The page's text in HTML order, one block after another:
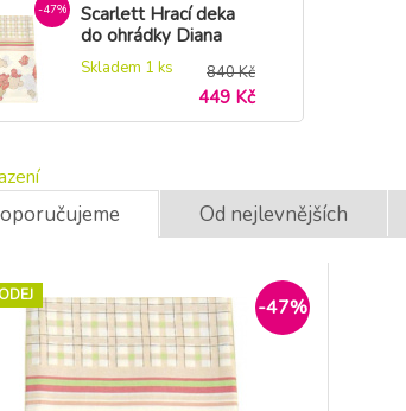
-47%
Scarlett Hrací deka
do ohrádky Diana
béžová DOPRODEJ
Skladem 1 ks 840 Kč
449 Kč
Od nejlevnějších
-47%